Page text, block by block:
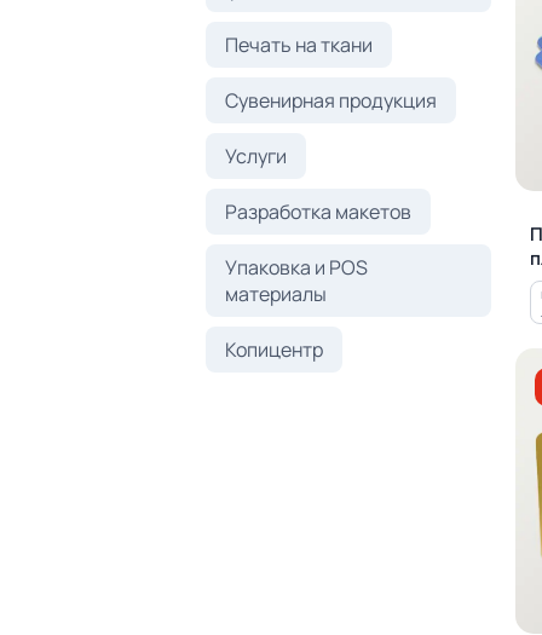
Печать на ткани
Сувенирная продукция
Услуги
Разработка макетов
Упаковка и POS
материалы
Копицентр